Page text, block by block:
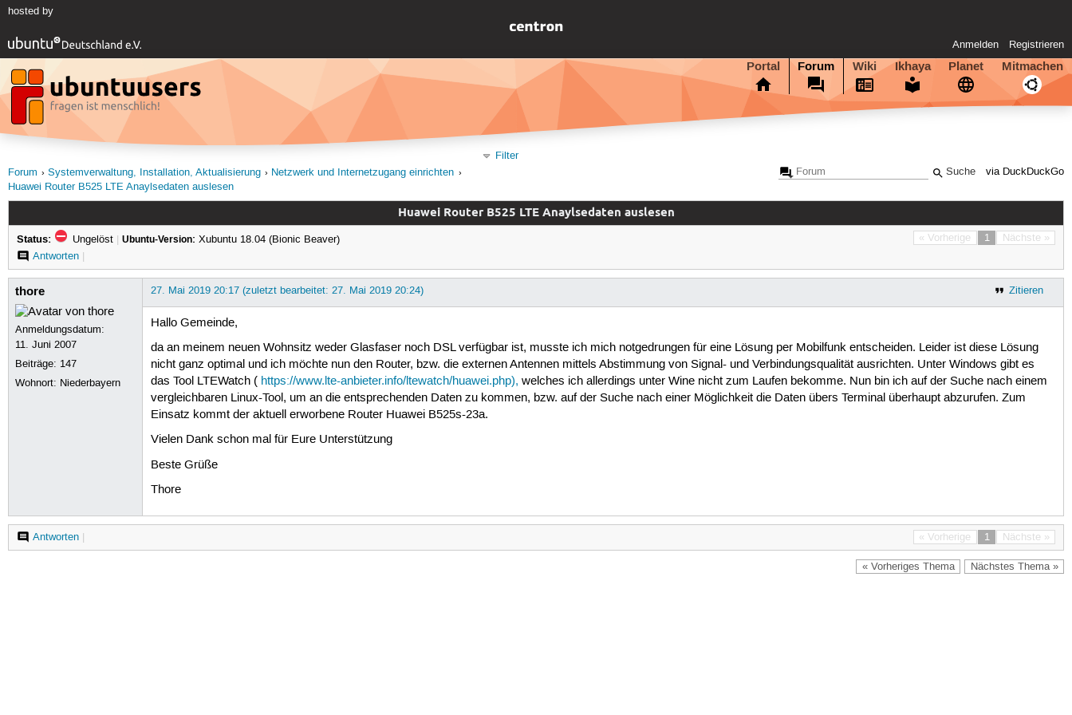
hosted by
Anmelden Registrieren
Portal Forum Wiki Ikhaya Planet Mitmachen
via DuckDuckGo
Filter
Forum
Systemverwaltung, Installation, Aktualisierung
Netzwerk und Internetzugang einrichten
Huawei Router B525 LTE Anaylsedaten auslesen
Huawei Router B525 LTE Anaylsedaten auslesen
« Vorherige 1 Nächste »
Status: Ungelöst | Ubuntu-Version: Xubuntu 18.04 (Bionic Beaver)
Antworten|
thore
Anmeldungsdatum:
11. Juni 2007
Beiträge: 147
Wohnort: Niederbayern
Zitieren
27. Mai 2019 20:17 (zuletzt bearbeitet: 27. Mai 2019 20:24)
Hallo Gemeinde,
da an meinem neuen Wohnsitz weder Glasfaser noch DSL verfügbar ist, musste ich mich notgedrungen für eine Lösung per Mobilfunk entscheiden. Leider ist diese Lösung
nicht ganz optimal und ich möchte nun den Router, bzw. die externen Antennen mittels Abstimmung von Signal- und Verbindungsqualität ausrichten. Unter Windows gibt es
das Tool LTEWatch ( https://www.lte-anbieter.info/ltewatch/huawei.php), welches ich allerdings unter Wine nicht zum Laufen bekomme. Nun bin ich auf der Suche nach einem
vergleichbaren Linux-Tool, um an die entsprechenden Daten zu kommen, bzw. auf der Suche nach einer Möglichkeit die Daten übers Terminal überhaupt abzurufen. Zum
Einsatz kommt der aktuell erworbene Router Huawei B525s-23a.
Vielen Dank schon mal für Eure Unterstützung
Beste Grüße
Thore
« Vorherige 1 Nächste »
Antworten|
« Vorheriges Thema Nächstes Thema »